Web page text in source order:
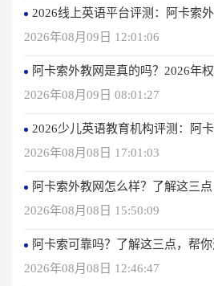
2026线上英语平台评测：阿卡索
2026年08月09日 12:01:06
阿卡索外教网是真的吗？2026年
2026年08月09日 08:01:27
2026少儿英语教育机构评测：阿卡索如
2026年08月08日 17:01:03
阿卡索外教网怎么样？了解这三点，帮
2026年08月08日 15:50:09
阿卡索可靠吗？了解这三点，帮
2026年08月08日 12:46:47